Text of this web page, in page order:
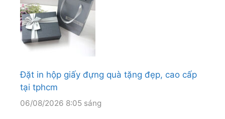
Đặt in hộp giấy đựng quà tặng đẹp, cao cấp
tại tphcm
06/08/2026 8:05 sáng